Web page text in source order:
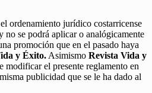
ordenamiento jurídico costarricense
no se podrá aplicar o analógicamente
promoción que en el pasado haya
y Éxito. Asimismo Revista Vida y
modificar el presente reglamento en
publicidad que se le ha dado al